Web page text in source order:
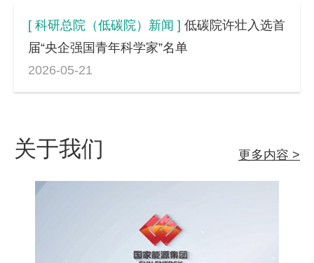
[ 科研总院（低碳院）新闻 ] 低碳院许壮入选首
届“央企强国青年科学家”名单
2026-05-21
关于我们 更多内容 >